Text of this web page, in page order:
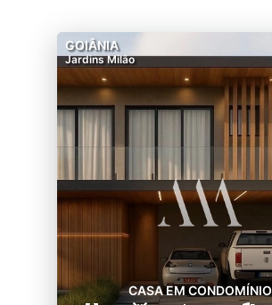
GOIÂNIA
Jardins Milão
CASA EM CONDOMÍNIO